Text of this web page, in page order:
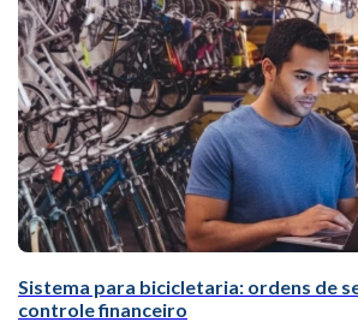
Sistema para bicicletaria: ordens de
controle financeiro